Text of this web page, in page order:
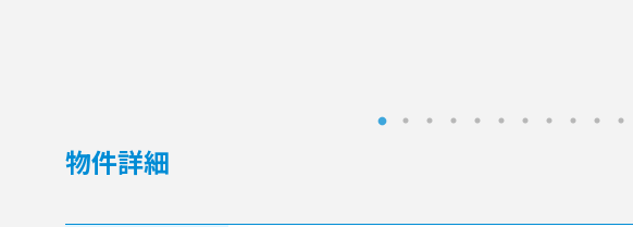
物件詳細